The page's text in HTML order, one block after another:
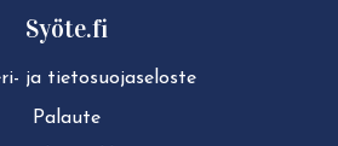
Syöte.fi
ja tie­to­suo­ja­se­los­te
Palaute